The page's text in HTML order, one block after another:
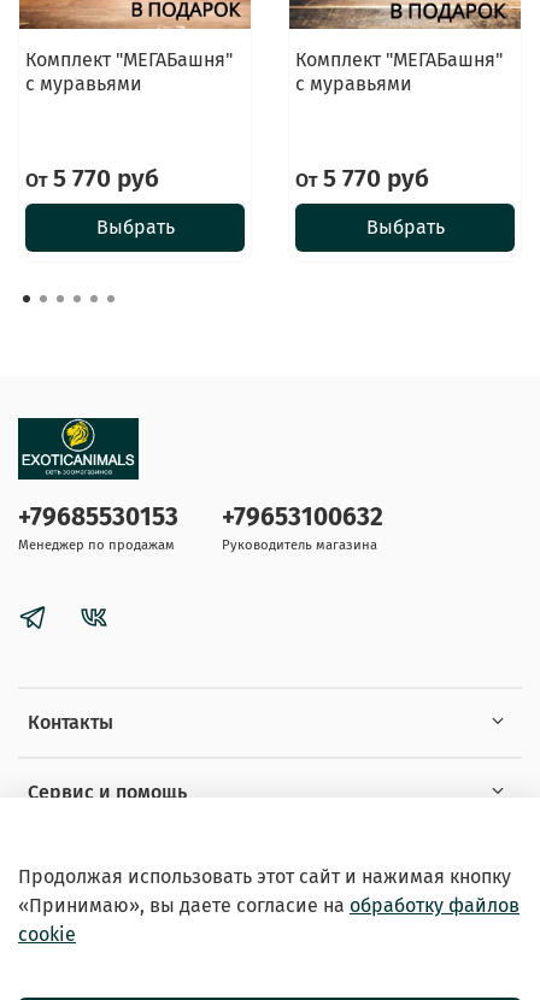
Комплект "МЕГАБашня"
с муравьями
От5 770 руб
Выбрать
Комплект "МЕГАБашня"
с муравьями
От5 770 руб
Выбрать
Контакты
Сервис и помощь
+79685530153
Менеджер по продажам
+79653100632
Руководитель магазина
Продолжая использовать этот сайт и нажимая кнопку
«Принимаю», вы даете согласие на обработку файлов
cookie